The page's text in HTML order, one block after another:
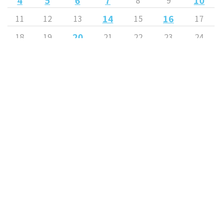
11 12 13 14 15 16
17
18
19 20 21 22 23
24